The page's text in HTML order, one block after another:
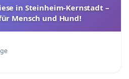
in Steinheim-Kernstadt –
Mensch und Hund!